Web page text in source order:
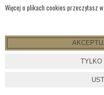
Więcej o plikach cookies przeczytasz
TYLKO
© WSZELKIE PRAWA